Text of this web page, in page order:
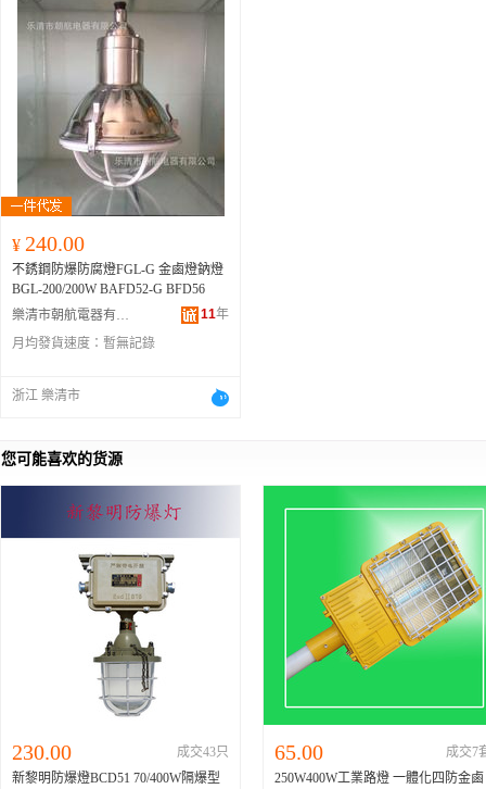
¥ 240.00
不銹鋼防爆防腐燈FGL-G 金鹵燈鈉燈
BGL-200/200W BAFD52-G BFD56
樂清市朝航電器有限公司
11年
月均發貨速度： 暫無記錄
浙江 樂清市
您可能喜欢的货源
230.00
成交43只
新黎明防爆燈BCD51 70/400W隔爆型
65.00
成交7
250W400W工業路燈 一體化四防金鹵